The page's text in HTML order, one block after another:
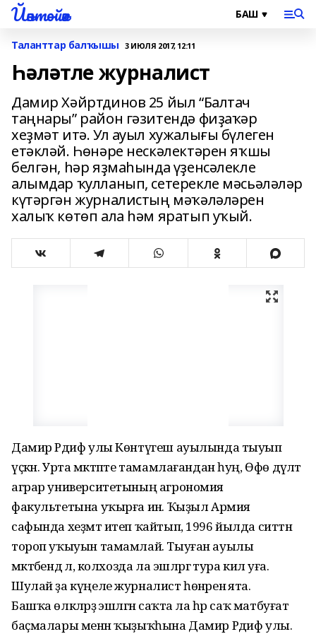
Йәнтөйәк
Таланттар балҡышы 3 ИЮЛЯ 2017, 12:11
Һәләтле журналист
Дамир Хәйртдинов 25 йыл “Балтач
таңнары” район гәзитендә фиҙаҡәр
хеҙмәт итә. Ул ауыл хужалығы бүлеген
етәкләй. Һөнәре нескәлектәрен яҡшы
белгән, һәр яҙмаһында үҙенсәлекле
алымдар ҡулланып, сетерекле мәсьәләләр
күтәргән журналистың мәҡәләләрен
халыҡ көтөп ала һәм яратып уҡый.
Дамир Рәдиф улы Көнтүгеш ауылында тыуып
үҫкән. Урта мәктәпте тамамлағандан һуң, Өфө дәүләт
аграр университетының агрономия
факультетына уҡырға инә. Ҡыҙыл Армия
сафында хеҙмәт итеп ҡайтып, 1996 йылда ситтән
тороп уҡыуын тамамлай. Тыуған ауылы
мәктәбендә лә, колхозда ла эшләргә тура килә уға.
Шулай ҙа күңеле журналист һөнәренә ята.
Башҡа өлкәләрҙә эшләгән саҡта ла һәр саҡ матбуғат
баҫмалары менән ҡыҙыҡһына Дамир Рәдиф улы.